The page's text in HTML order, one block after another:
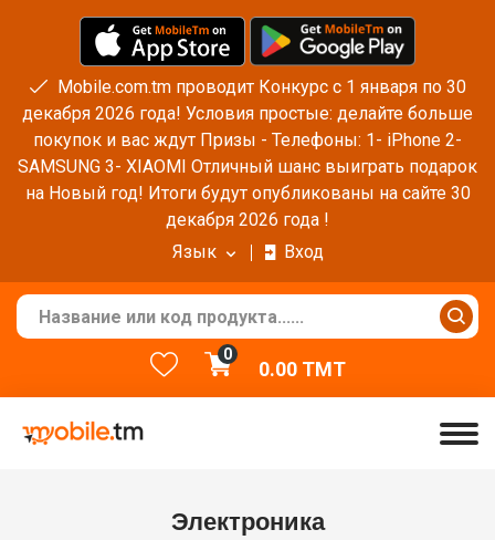
Mobile.com.tm проводит Конкурс с 1 января по 30
декабря 2026 года! Условия простые: делайте больше
покупок и вас ждут Призы - Телефоны: 1- iPhone 2-
SAMSUNG 3- XIAOMI Отличный шанс выиграть подарок
на Новый год! Итоги будут опубликованы на сайте 30
декабря 2026 года !
Язык
Вход
0
0.00TMT
Электроника